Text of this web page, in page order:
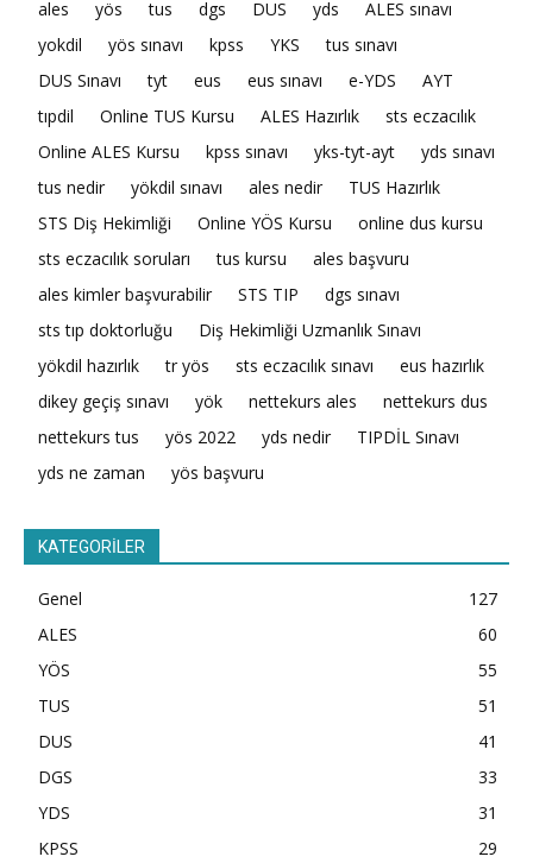
ales yös tus dgs DUS yds
ALES sınavı
yokdil
yös sınavı kpss YKS
tus sınavı
DUS Sınavı
tyt eus eus sınavı e-YDS
AYT
tıpdil
Online TUS Kursu ALES Hazırlık
sts eczacılık
Online ALES Kursu
kpss sınavı yks-tyt-ayt
yds sınavı
tus nedir
yökdil sınavı ales nedir
TUS Hazırlık
STS Diş Hekimliği
Online YÖS Kursu
online dus kursu
sts eczacılık soruları
tus kursu
ales başvuru
ales kimler başvurabilir
STS TIP
dgs sınavı
sts tıp doktorluğu
Diş Hekimliği Uzmanlık Sınavı
yökdil hazırlık
tr yös sts eczacılık sınavı
eus hazırlık
dikey geçiş sınavı
yök nettekurs ales
nettekurs dus
nettekurs tus
yös 2022 yds nedir
TIPDİL Sınavı
yds ne zaman
yös başvuru
KATEGORİLER
Genel
127
ALES
60
YÖS
55
TUS
51
DUS
41
DGS
33
YDS
31
KPSS
29